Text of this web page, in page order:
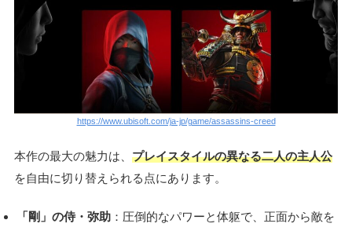
https://www.ubisoft.com/ja-jp/game/assassins-creed
本作の最大の魅力は、 プレイスタイルの異なる二人の主人公
を自由に切り替えられる点にあります。
「剛」の侍・弥助 ：圧倒的なパワーと体躯で、正面から敵を